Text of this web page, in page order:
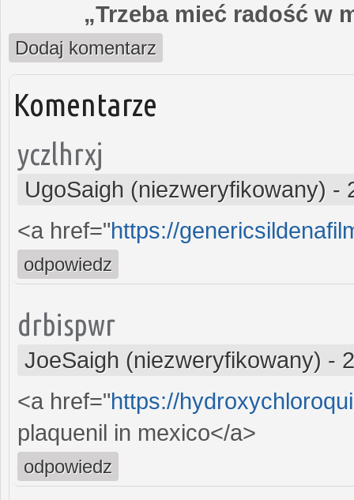
„Trzeba mieć radość w
Dodaj komentarz
Komentarze
yczlhrxj
UgoSaigh (niezweryfikowany) -
<a href="https://
odpowiedz
drbispwr
JoeSaigh (niezweryfikowany) -
<a href="https://
plaquenil in mexico</a>
odpowiedz